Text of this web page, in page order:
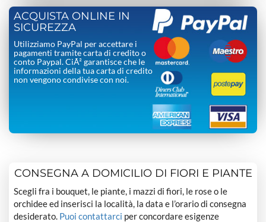
ACQUISTA ONLINE IN
SICUREZZA
Utilizziamo PayPal per accettare i
pagamenti tramite carta di credito o
conto Paypal. CiÃ² garantisce che le
informazioni della tua carta di credito
non vengono condivise con noi.
CONSEGNA A DOMICILIO DI FIORI E PIANTE
Scegli fra i bouquet, le piante, i mazzi di fiori, le rose o le
orchidee ed inserisci la località, la data e l’orario di consegna
desiderato. Puoi contattarci per concordare esigenze